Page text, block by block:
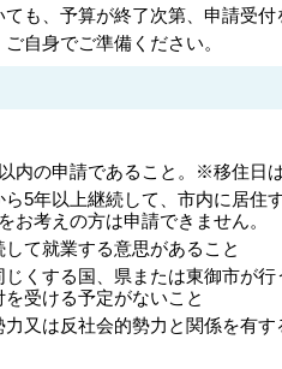
も、予算が終了次第、申請受付
自身でご準備ください。
内の申請であること。※移住日
ら5年以上継続して、市内に居住
お考えの方は申請できません。
て就業する意思があること
くする国、県または東御市が
受ける予定がないこと
又は反社会的勢力と関係を有す